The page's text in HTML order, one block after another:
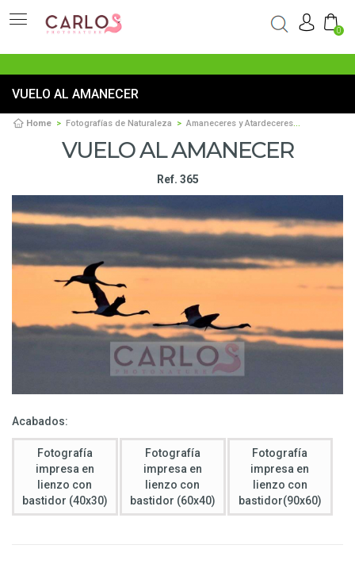
0
VUELO AL AMANECER
Home Fotografías de Naturaleza Amaneceres y Atardeceres
VUELO AL AMANECER
Ref. 365
Acabados:
Fotografía
impresa en
lienzo con
bastidor (40x30)
Fotografía
impresa en
lienzo con
bastidor (60x40)
Fotografía
impresa en
lienzo con
bastidor(90x60)